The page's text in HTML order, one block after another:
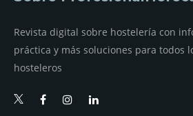
Revista digital sobre hostelería con
práctica y más soluciones para todos
hosteleros